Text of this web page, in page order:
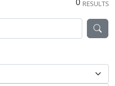
RESULTS